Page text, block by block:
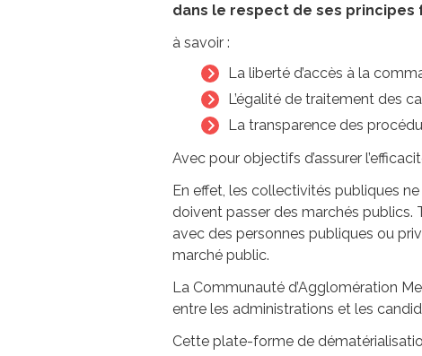
dans le respect de ses principes
à savoir :
La liberté d’accès à la
L’égalité de traitement des
La transparence des
Avec pour objectifs d’assurer
En effet, les collectivités publiques
doivent passer des marchés publics.
avec des personnes publiques ou
marché public.
La Communauté d’Agglomération
entre les administrations et les
Cette plate-forme de